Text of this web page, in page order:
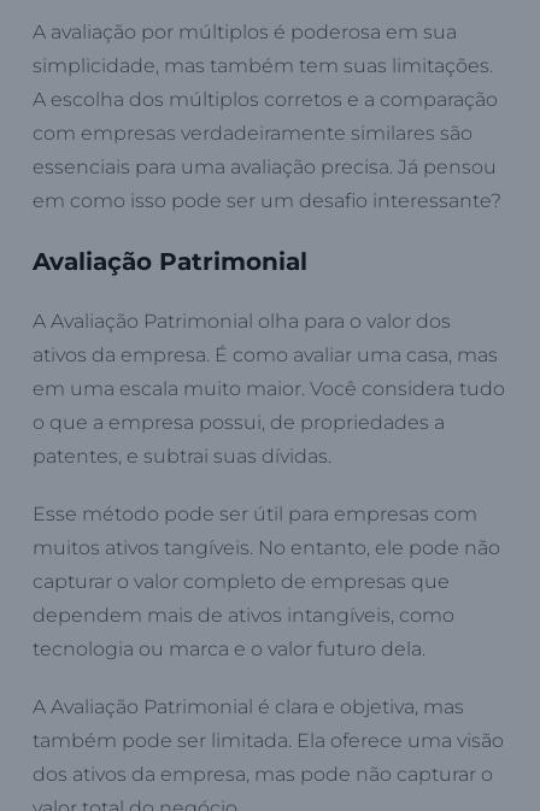
A avaliação por múltiplos é poderosa em sua
simplicidade, mas também tem suas limitações.
A escolha dos múltiplos corretos e a comparação
com empresas verdadeiramente similares são
essenciais para uma avaliação precisa. Já pensou
em como isso pode ser um desafio interessante?
Avaliação Patrimonial
A Avaliação Patrimonial olha para o valor dos
ativos da empresa. É como avaliar uma casa, mas
em uma escala muito maior. Você considera tudo
o que a empresa possui, de propriedades a
patentes, e subtrai suas dívidas.
Esse método pode ser útil para empresas com
muitos ativos tangíveis. No entanto, ele pode não
capturar o valor completo de empresas que
dependem mais de ativos intangíveis, como
tecnologia ou marca e o valor futuro dela.
A Avaliação Patrimonial é clara e objetiva, mas
também pode ser limitada. Ela oferece uma visão
dos ativos da empresa, mas pode não capturar o